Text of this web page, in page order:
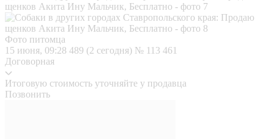
Фото питомца
15 июня, 09:28 489 (2 сегодня) № 113 461
Договорная
Итоговую стоимость уточняйте у продавца
Позвонить